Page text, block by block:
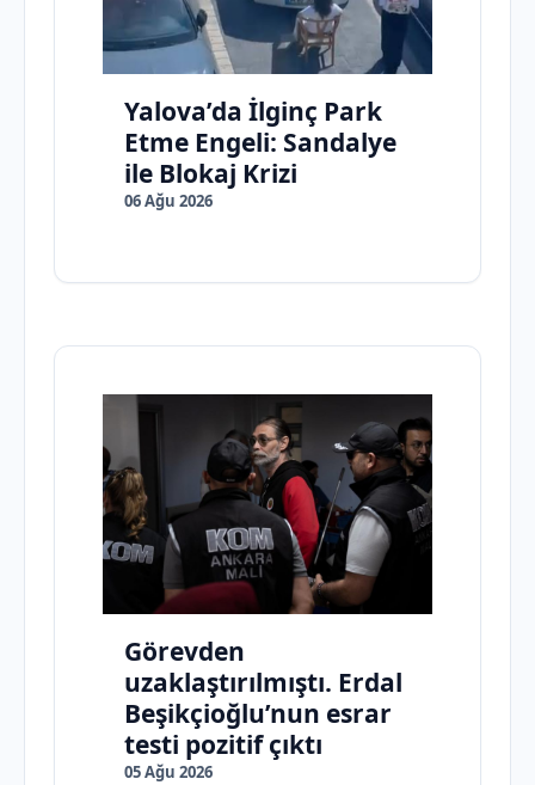
Yalova’da İlginç Park
Etme Engeli: Sandalye
ile Blokaj Krizi
06 Ağu 2026
Görevden
uzaklaştırılmıştı. Erdal
Beşikçioğlu’nun esrar
testi pozitif çıktı
05 Ağu 2026